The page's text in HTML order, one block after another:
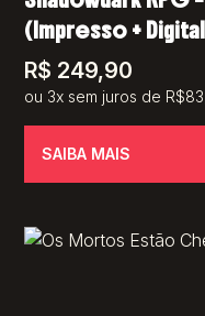
(Impresso +
R$ 249,90
ou 3x sem juros de
SAIBA MAIS